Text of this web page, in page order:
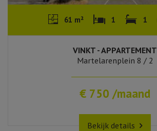
61 m² 1 1
VINKT - APPARTEMENT
Martelarenplein 8 / 2
€ 750 /maand
Bekijk details